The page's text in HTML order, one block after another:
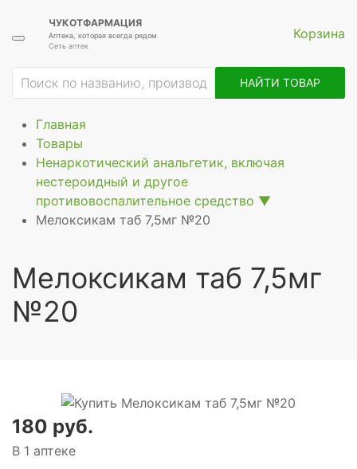
ЧУКОТФАРМАЦИЯ
Аптека, которая всегда рядом
Сеть аптек
Корзина
НАЙТИ ТОВАР
Главная
Товары
Ненаркотический анальгетик, включая
нестероидный и другое
противовоспалительное средство ▼
Мелоксикам таб 7,5мг №20
Мелоксикам таб 7,5мг
№20
180 руб.
В 1 аптеке